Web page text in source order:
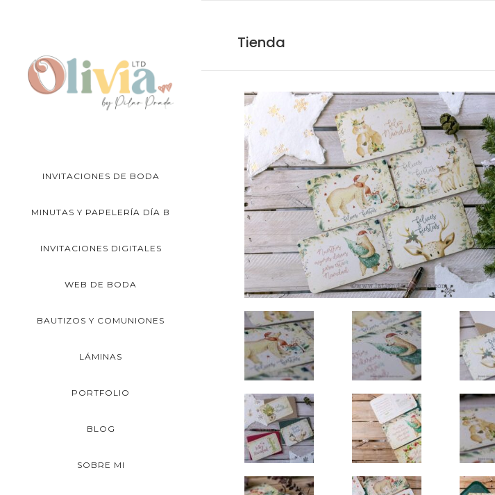
INVITACIONES DE BODA
MINUTAS Y PAPELERÍA DÍA B
INVITACIONES DIGITALES
WEB DE BODA
BAUTIZOS Y COMUNIONES
LÁMINAS
PORTFOLIO
BLOG
SOBRE MI
Tienda